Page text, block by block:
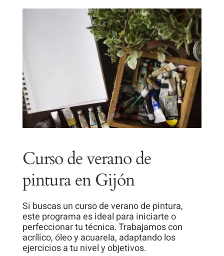
Curso de verano de
pintura en Gijón
Si buscas un curso de verano de pintura,
este programa es ideal para iniciarte o
perfeccionar tu técnica. Trabajamos con
acrílico, óleo y acuarela, adaptando los
ejercicios a tu nivel y objetivos.
visita. Si
rechaza estas
cookies,
algunas
funcionalidades
desaparecerán
de la web.